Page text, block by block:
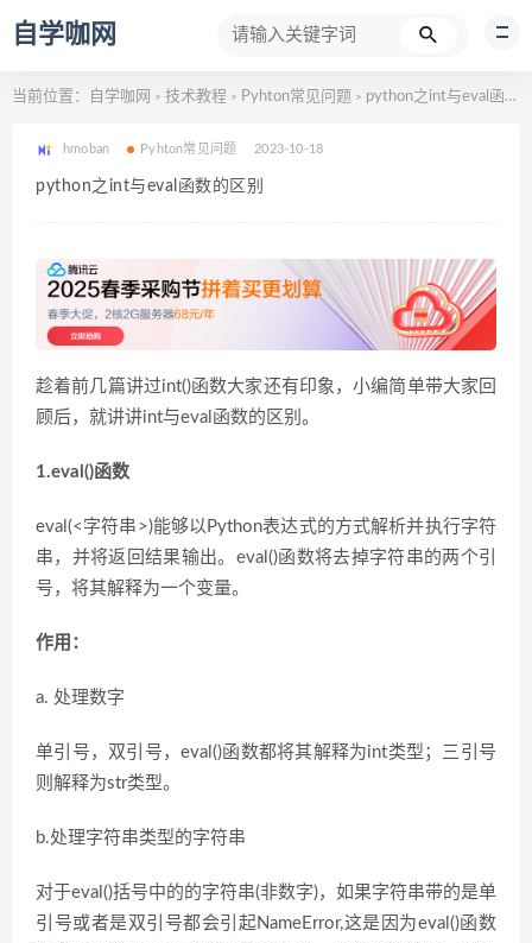
自学咖网
当前位置： 自学咖网 > 技术教程 > Pyhton常见问题 > python之int与eval函数的区别
hmoban Pyhton常见问题 2023-10-18
python之int与eval函数的区别
趁着前几篇讲过int()函数大家还有印象，小编简单带大家回
顾后，就讲讲int与eval函数的区别。
1.eval()函数
eval(<字符串>)能够以Python表达式的方式解析并执行字符
串，并将返回结果输出。eval()函数将去掉字符串的两个引
号，将其解释为一个变量。
作用：
a. 处理数字
单引号，双引号，eval()函数都将其解释为int类型；三引号
则解释为str类型。
b.处理字符串类型的字符串
对于eval()括号中的的字符串(非数字)，如果字符串带的是单
引号或者是双引号都会引起NameError,这是因为eval()函数